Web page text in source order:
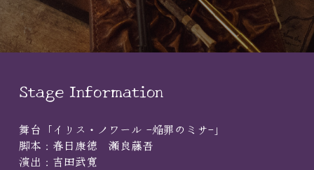
Stage Information
舞台「イリス・ノワール -焔罪のミサ-」
脚本：春日康徳　瀬良藤吾
演出：吉田武寛